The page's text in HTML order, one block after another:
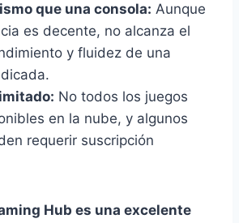
que una consola: Aunque
es decente, no alcanza el
y fluidez de una
No todos los juegos
en la nube, y algunos
requerir suscripción
Hub es una excelente